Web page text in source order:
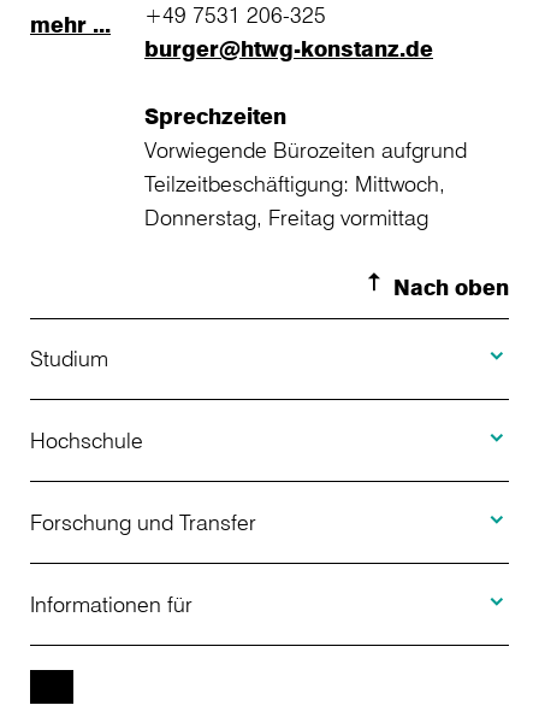
mehr ...
+49 7531 206-325
burger@htwg-konstanz.de
Sprechzeiten
Vorwiegende Bürozeiten aufgrund
Teilzeitbeschäftigung: Mittwoch,
Donnerstag, Freitag vormittag
Nach oben
Studium
Studienangebot
Bewerbung
Studienberatung
Weiterbildung
Hochschule
Über uns
Aktuelles
Forschung und Transfer
Projekte
Informationen für